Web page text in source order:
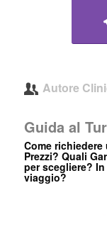
Autore
Guida al
Come richiedere
Prezzi? Quali
per scegliere?
viaggio?